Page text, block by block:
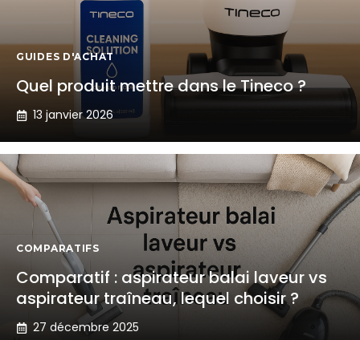
GUIDES D'ACHAT
Quel produit mettre dans le Tineco ?
13 janvier 2026
COMPARATIFS
Comparatif : aspirateur balai laveur vs
aspirateur traîneau, lequel choisir ?
27 décembre 2025